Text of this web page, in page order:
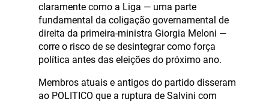
claramente como a Liga — uma parte
fundamental da coligação governamental de
direita da primeira-ministra Giorgia Meloni —
corre o risco de se desintegrar como força
política antes das eleições do próximo ano.
Membros atuais e antigos do partido disseram
ao POLITICO que a ruptura de Salvini com